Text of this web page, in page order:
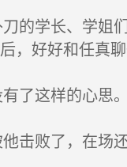
的学长、学姐
，好好和任真聊
了这样的心思。
击败了，在场